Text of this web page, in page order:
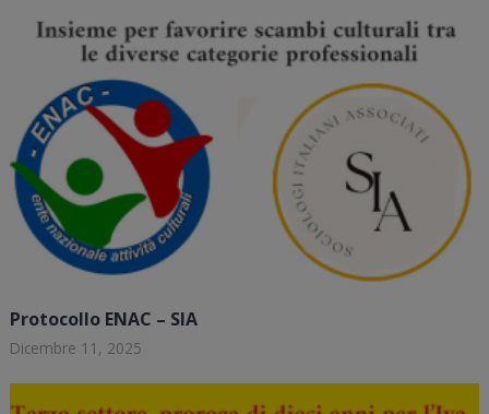
Protocollo ENAC – SIA
Dicembre 11, 2025